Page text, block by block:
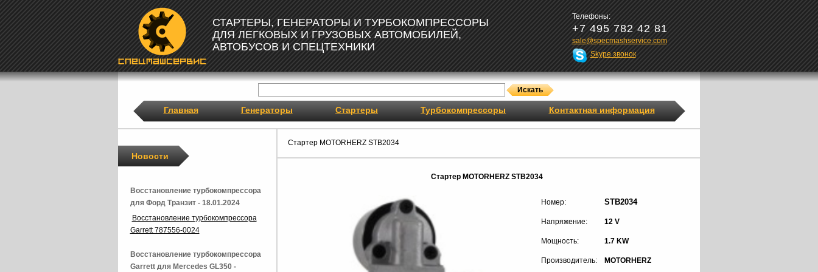
СТАРТЕРЫ, ГЕНЕРАТОРЫ И ТУРБОКОМПРЕССОРЫ
ДЛЯ ЛЕГКОВЫХ И ГРУЗОВЫХ АВТОМОБИЛЕЙ,
АВТОБУСОВ И СПЕЦТЕХНИКИ
Телефоны:
+7 495 782 42 81
sale@specmashservice.com
Skype звонок
Главная Генераторы Стартеры Турбокомпрессоры Контактная информация
Стартер MOTORHERZ STB2034
Стартер MOTORHERZ STB2034
Номер: STB2034
Напряжение: 12 V
Мощность: 1.7 KW
Производитель: MOTORHERZ
Новости
Восстановление турбокомпрессора
для Форд Транзит - 18.01.2024
Восстановление турбокомпрессора
Garrett 787556-0024
Восстановление турбокомпрессора
Garrett для Mercedes GL350 -